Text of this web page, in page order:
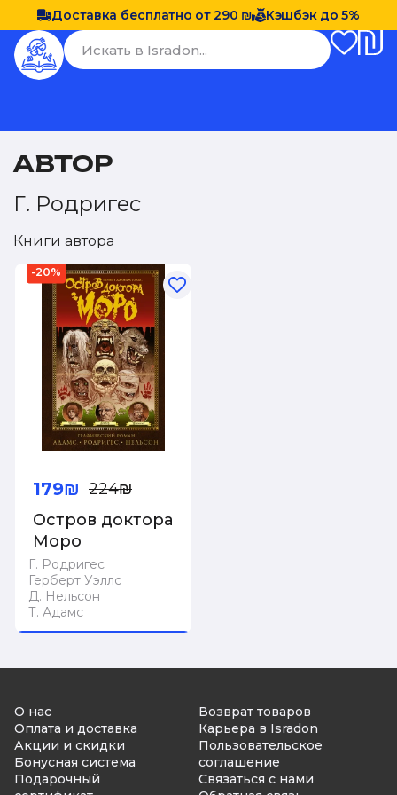
Доставка бесплатно от 290 ₪ Кэшбэк до 5%
АВТОР
Г. Родригес
Книги автора
-20%
Г. Родригес
Герберт Уэллс
Д. Нельсон
Т. Адамс
Остров доктора
Моро
179₪ 224₪
О нас
Оплата и доставка
Акции и скидки
Бонусная система
Подарочный
Возврат товаров
Карьера в Isradon
Пользовательское
соглашение
Связаться с нами